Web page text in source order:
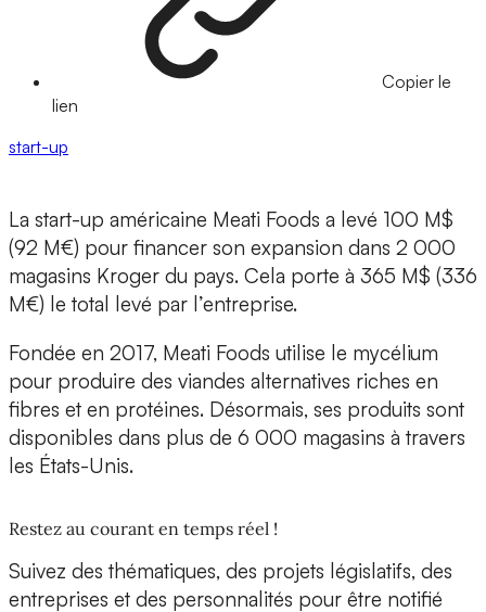
Copier le
lien
start-up
La start-up américaine Meati Foods a levé 100 M$
(92 M€) pour financer son expansion dans 2 000
magasins Kroger du pays. Cela porte à 365 M$ (336
M€) le total levé par l’entreprise.
Fondée en 2017, Meati Foods utilise le mycélium
pour produire des viandes alternatives riches en
fibres et en protéines. Désormais, ses produits sont
disponibles dans plus de 6 000 magasins à travers
les États-Unis.
Restez au courant en temps réel !
Suivez des thématiques, des projets législatifs, des
entreprises et des personnalités pour être notifié